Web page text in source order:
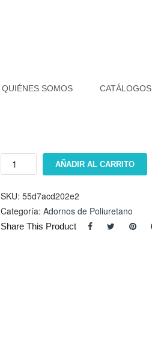
QUIÉNES SOMOS CATÁLOGOS
Adorno
7
cantidad
AÑADIR AL CARRITO
SKU: 55d7acd202e2
Categoría: Adornos de Poliuretano
Share This Product